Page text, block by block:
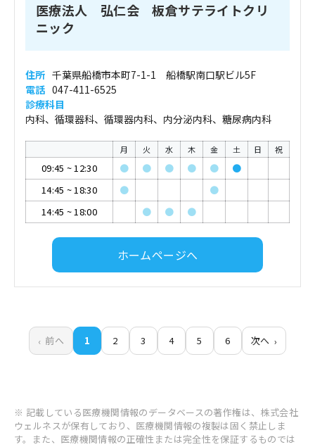
医療法人 弘仁会 板倉サテライトクリ
ニック
住所 千葉県船橋市本町7-1-1 船橋駅南口駅ビル5F
電話 047-411-6525
診療科目
内科、循環器科、循環器内科、内分泌内科、糖尿病内科
月 火 水 木 金 土 日 祝
09:45 ~12:30 ● ● ● ● ●
●
14:45 ~18:30 ●
●
14:45 ~18:00 ● ● ●
ホームページへ
前へ 1 2 3 4 5 6 次へ
※ 記載している医療機関情報のデータベースの著作権は、株式会社
ウェルネスが保有しており、医療機関情報の複製は固く禁止しま
す。また、医療機関情報の正確性または完全性を保証するものでは